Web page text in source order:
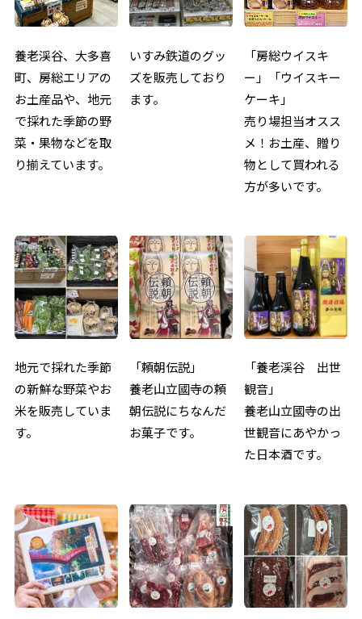
養老渓谷、大多喜
町、房総エリアの
お土産品や、地元
で採れた季節の野
菜・果物などを取
り揃えています。
いすみ鉄道のグッ
ズを販売しており
ます。
「房総ウイスキ
ー」「ウイスキー
ケーキ」
売り場担当オスス
メ！お土産、贈り
物として買われる
方が多いです。
地元で採れた季節
の新鮮な野菜やお
米を販売していま
す。
「頼朝伝説」
養老山立國寺の頼
朝伝説にちなんだ
お菓子です。
「養老渓谷 出世
観音」
養老山立國寺の出
世観音にあやかっ
た日本酒です。